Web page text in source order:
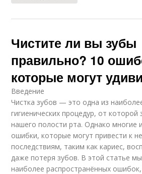
Чистите ли вы зубы
правильно? 10
которые могут
Введение
Чистка зубов — это одна из
гигиенических процедур, от которой
нашего полости рта. Однако многие
ошибки, которые могут привести к
последствиям, таким как кариес,
даже потеря зубов. В этой статье
наиболее распространённых